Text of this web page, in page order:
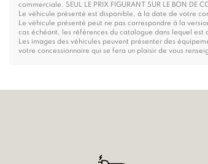
commerciale. SEUL LE PRIX FIGURANT SUR LE BON DE
Le véhicule présenté est disponible, à la date de votre
Le véhicule présenté peut ne pas correspondre à la
cas échéant, les références du catalogue dans lequel est
Les images des véhicules peuvent présenter des
votre concessionnaire qui se fera un plaisir de vous